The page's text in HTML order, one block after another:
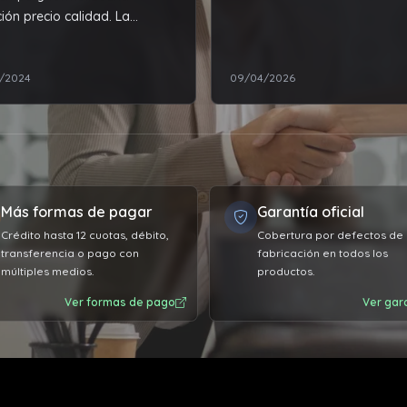
precio calidad. La
2024 09/04/2026
Más formas de pagar
Crédito hasta 12 cuotas, débito,
transferencia o pago con
múltiples medios.
Ver formas de pago
Garantía oficial
Cobertura por defectos de
fabricación en todos los
productos.
Ver